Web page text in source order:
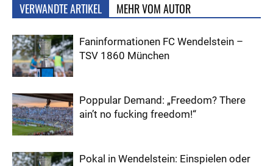
VERWANDTE ARTIKEL MEHR VOM AUTOR
Faninformationen FC Wendelstein –
TSV 1860 München
Poppular Demand: „Freedom? There
ain’t no fucking freedom!“
Pokal in Wendelstein: Einspielen oder